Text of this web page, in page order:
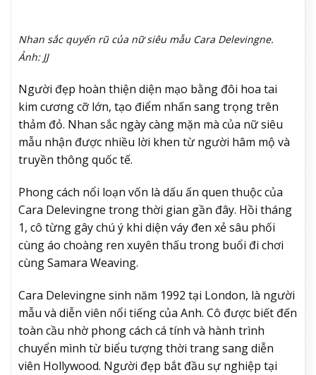
Nhan sắc quyến rũ của nữ siêu mẫu Cara Delevingne.
Ảnh: JJ
Người đẹp hoàn thiện diện mạo bằng đôi hoa tai
kim cương cỡ lớn, tạo điểm nhấn sang trọng trên
thảm đỏ. Nhan sắc ngày càng mặn mà của nữ siêu
mẫu nhận được nhiều lời khen từ người hâm mộ và
truyền thông quốc tế.
Phong cách nổi loạn vốn là dấu ấn quen thuộc của
Cara Delevingne trong thời gian gần đây. Hồi tháng
1, cô từng gây chú ý khi diện váy đen xẻ sâu phối
cùng áo choàng ren xuyên thấu trong buổi đi chơi
cùng Samara Weaving.
Cara Delevingne sinh năm 1992 tại London, là người
mẫu và diễn viên nổi tiếng của Anh. Cô được biết đến
toàn cầu nhờ phong cách cá tính và hành trình
chuyển mình từ biểu tượng thời trang sang diễn
viên Hollywood. Người đẹp bắt đầu sự nghiệp tại